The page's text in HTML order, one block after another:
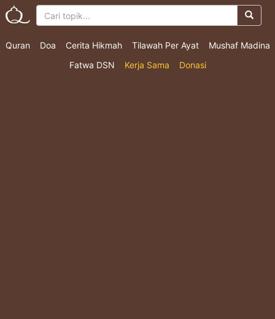
Quran Doa Cerita Hikmah Tilawah Per Ayat
Mushaf Madina
Fatwa DSN
Kerja Sama Donasi